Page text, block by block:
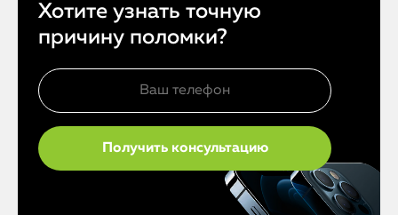
Хотите узнать точную
причину поломки?